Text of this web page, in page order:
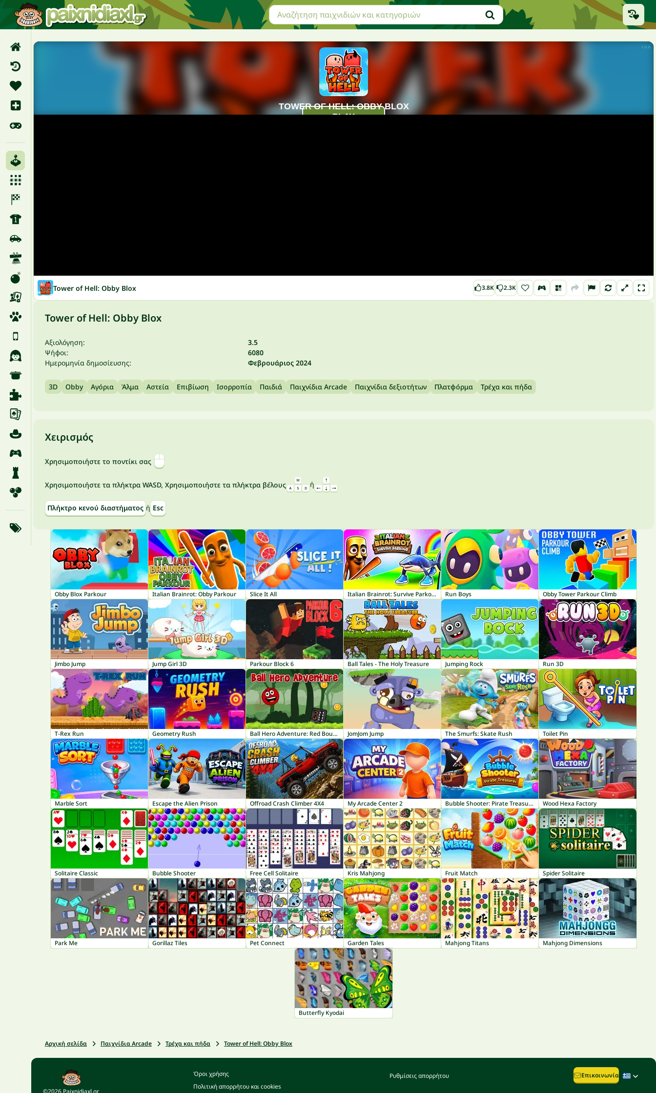
Tower of Hell: Obby Blox 3.8K 2.3K
Tower of Hell: Obby Blox
Αξιολόγηση:
3.5
Ψήφοι:
6080
Ημερομηνία δημοσίευσης:
Φεβρουάριος 2024
3D Obby Αγόρια Άλμα Αστεία Επιβίωση Ισορροπία Παιδιά Παιχνίδια Arcade Παιχνίδια δεξιοτήτων Πλατφόρμα Τρέχα και πήδα
Χειρισμός
Χρησιμοποιήστε το ποντίκι σας
Χρησιμοποιήστε τα πλήκτρα WASD, Χρησιμοποιήστε τα πλήκτρα βέλους ή
Πλήκτρο κενού διαστήματος ή Esc
Obby Blox Parkour Italian Brainrot: Obby Parkour Slice It All Italian Brainrot: Survive Parkour Run Boys Obby Tower Parkour Climb
Jimbo Jump Jump Girl 3D Parkour Block 6 Ball Tales - The Holy Treasure Jumping Rock Run 3D
T-Rex Run Geometry Rush Ball Hero Adventure: Red Bounce Ball JomJom Jump The Smurfs: Skate Rush Toilet Pin
Marble Sort Escape the Alien Prison Offroad Crash Climber 4X4 My Arcade Center 2 Bubble Shooter: Pirate Treasures Wood Hexa Factory
Solitaire Classic Bubble Shooter Free Cell Solitaire Kris Mahjong Fruit Match Spider Solitaire
Park Me Gorillaz Tiles Pet Connect Garden Tales Mahjong Titans Mahjong Dimensions
Butterfly Kyodai
Αρχική σελίδα Παιχνίδια Arcade Τρέχα και πήδα Tower of Hell: Obby Blox
©2026 Paixnidiaxl.gr
Όροι χρήσης
Πολιτική απορρήτου και cookies
Ρυθμίσεις απορρήτου Επικοινωνία